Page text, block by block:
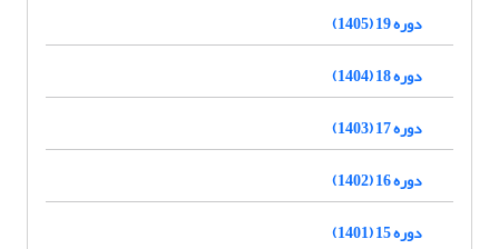
دوره 19 (1405)
دوره 18 (1404)
دوره 17 (1403)
دوره 16 (1402)
دوره 15 (1401)